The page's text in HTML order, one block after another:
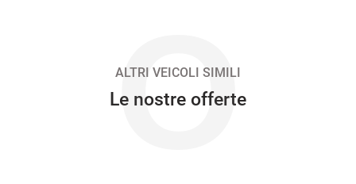
O
ALTRI VEICOLI SIMILI
Le nostre offerte